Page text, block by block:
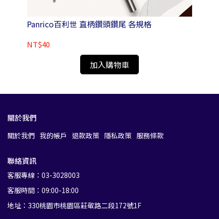
Panrico百利世 直柄鑽頭鑽尾 各規格
NT$40
加入購物車
關於我們
關於我們 我的帳戶 退款政策 隱私政策 服務條款
聯絡資訊
客服專線：03-3028003
客服時間：09:00-18:00
地址：330桃園市桃園區莊敬路二段172號1F